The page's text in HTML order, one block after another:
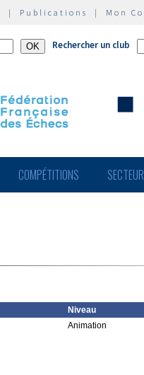
| Publications | Mon
Rechercher un club
COMPÉTITIONS
Niveau
Animation